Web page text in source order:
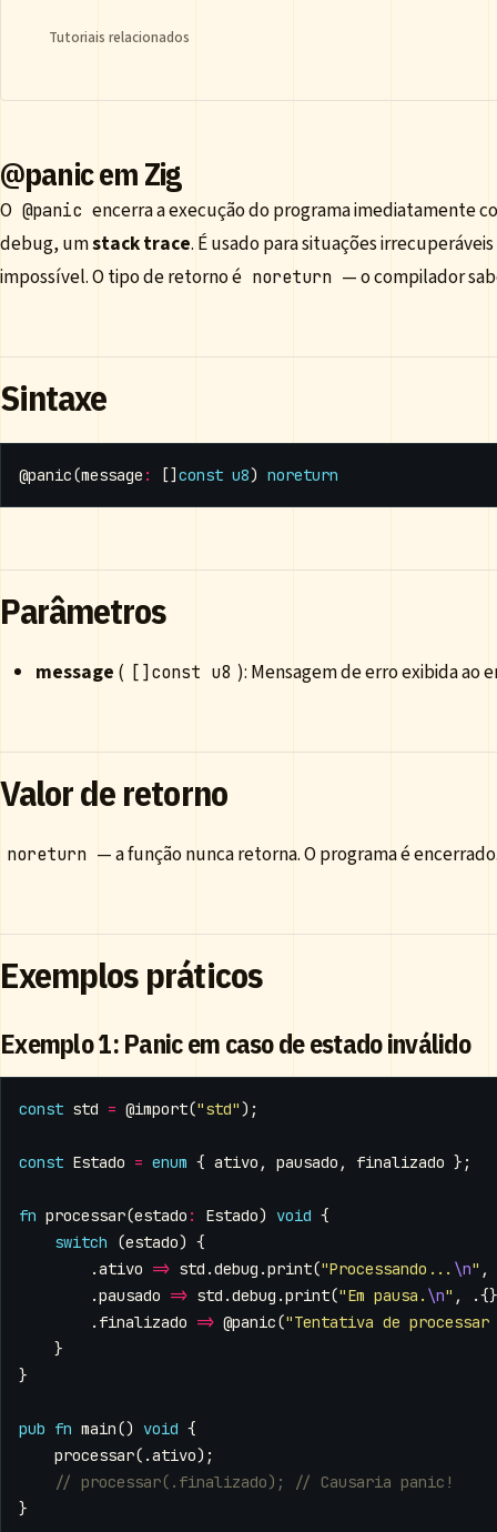
Tutoriais relacionados
@panic em Zig
O @panic encerra a execução do programa imediatamente
debug, umstack trace. É usado para situações
impossível. O tipo de retorno é noreturn — o compilador
Sintaxe
@panic(message : [] const u8) noreturn
Parâmetros
message ( []const u8 ): Mensagem de erro exibida ao
Valor de retorno
noreturn — a função nunca retorna. O programa é
Exemplos práticos
Exemplo 1: Panic em caso de estado inválido
const std = @import("std");
const Estado = enum { ativo , pausado , finalizado };
fn processar(estado : Estado) void {
switch
(estado) {
.ativo => std .debug .print("Processando... \n" ,
.pausado => std .debug .print("Em pausa. \n" ,
. finalizado => @panic("Tentativa de
}
}
pub fn main() void {
processar(.ativo);
}